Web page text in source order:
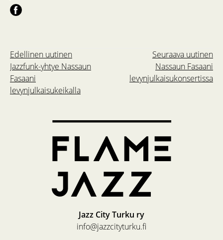
Seuraava uutinen
Nassaun Fasaani
levynjulkaisukonsertissa
Edellinen uutinen
Jazzfunk-yhtye Nassaun
Fasaani
levynjulkaisukeikalla
Jazz City Turku ry
info@jazzcityturku.fi